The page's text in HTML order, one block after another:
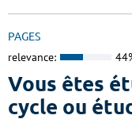
PAGES
relevance:
Vous êtes
cycle ou